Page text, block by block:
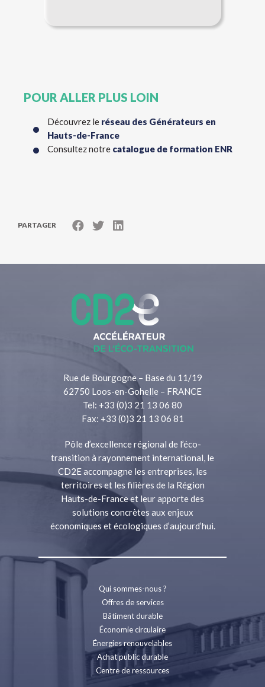
POUR ALLER PLUS LOIN
Découvrez le réseau des Générateurs en
Hauts-de-France
Consultez notre catalogue de formation ENR
PARTAGER
Rue de Bourgogne – Base du 11/19
62750 Loos-en-Gohelle – FRANCE
Tel: +33 (0)3 21 13 06 80
Fax: +33 (0)3 21 13 06 81
Pôle d’excellence régional de l’éco-
transition à rayonnement international, le
CD2E accompagne les entreprises, les
territoires et les filières de la Région
Hauts-de-France et leur apporte des
solutions concrètes aux enjeux
économiques et écologiques d’aujourd’hui.
Qui sommes-nous ?
Offres de services
Bâtiment durable
Économie circulaire
Énergies renouvelables
Achat public durable
Centre de ressources